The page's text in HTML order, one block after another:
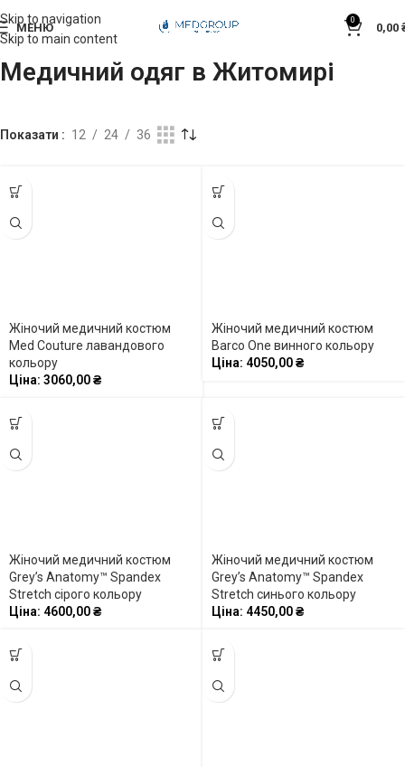
Skip to navigation
Skip to main content
МЕНЮ
0
0,00
Медичний одяг в Житомирі
Показати 12 24 36
Жіночий медичний костюм
Med Couture лавандового
кольору
Ціна: 3060,00₴
Жіночий медичний костюм
Barco One винного кольору
Ціна: 4050,00₴
Жіночий медичний костюм
Grey’s Anatomy™ Spandex
Stretch сірого кольору
Ціна: 4600,00₴
Жіночий медичний костюм
Grey’s Anatomy™ Spandex
Stretch синього кольору
Ціна: 4450,00₴